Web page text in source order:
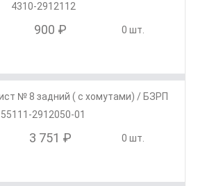
4310-2912112
900 ₽ 0 шт.
№ 8 задний ( с хомутами) / БЗРП
55111-2912050-01
3 751 ₽ 0 шт.